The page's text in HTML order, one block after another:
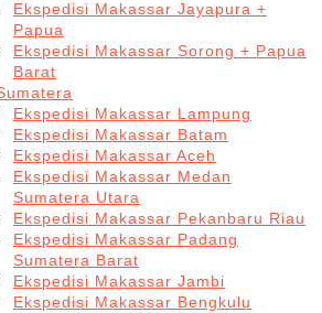
Ekspedisi Makassar Jayapura +
Papua
Ekspedisi Makassar Sorong + Papua
Barat
Ekspedisi Makassar Lampung
Ekspedisi Makassar Batam
Ekspedisi Makassar Aceh
Ekspedisi Makassar Medan
Sumatera Utara
Ekspedisi Makassar Pekanbaru Riau
Ekspedisi Makassar Padang
Sumatera Barat
Ekspedisi Makassar Jambi
Ekspedisi Makassar Bengkulu